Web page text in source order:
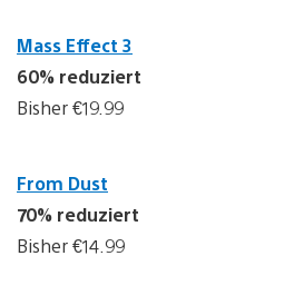
Mass Effect 3
60% reduziert
Bisher €19.99
From Dust
70% reduziert
Bisher €14.99